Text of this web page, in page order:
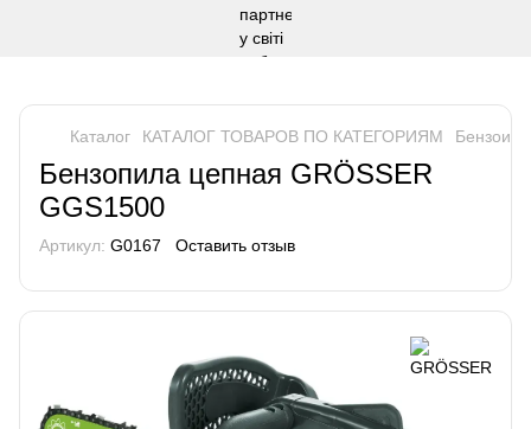
Каталог КАТАЛОГ ТОВАРОВ ПО КАТЕГОРИЯМ
Бензопила цепная GRÖSSER
GGS1500
Артикул: G0167 Оставить отзыв